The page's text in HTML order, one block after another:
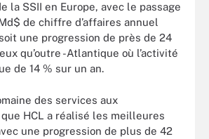
la SSII en Europe, avec le passage
de chiffre d’affaires annuel
une progression de près de 24
qu’outre -Atlantique où l’activité
de 14 % sur un an.
des services aux
HCL a réalisé les meilleures
une progression de plus de 42